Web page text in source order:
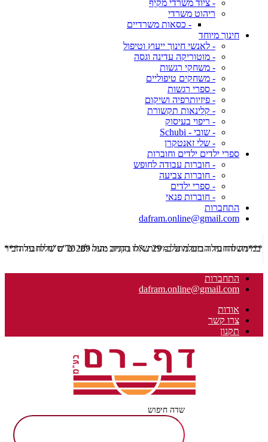
- ציוד משרדי מקיף
ריהוט משרדי
- כסאות משרדיים
חינוך מיוחד
- לאנשי חינוך ייעוץ וטיפול
- מוטוריקה עדינה וגסה
- משחקי רגשות
- משחקים טיפוליים
- ספרי רגשות
- פיזיותרפיה ושיקום
- קלינאות תקשורת
- ריפוי בעיסוק
- שובי - Schubi
- שלי זאנטקרן
ספרי ילדים ילדים וחוברות
- חוברות עבודה לחופש
- חוברות צביעה
- ספרי ילדים
- חוברות פנאי
התחברות
dafram.online@gmail.com
***משלוח עד הבית מוזל ב- 29 ש"ח בקניה מעל 289 ש"ח שליח עד הבית ***
התחברות
dafram.online@gmail.com
אודות
צרו קשר
תקנון
שדה חיפוש